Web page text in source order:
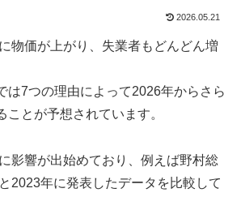
2026.05.21
物価が上がり、失業者もどんどん増
は7つの理由によって2026年からさら
ことが予想されています。
影響が出始めており、例えば野村総
2023年に発表したデータを比較して